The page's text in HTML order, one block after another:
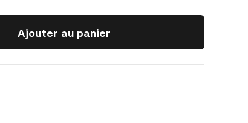
Ajouter au panier